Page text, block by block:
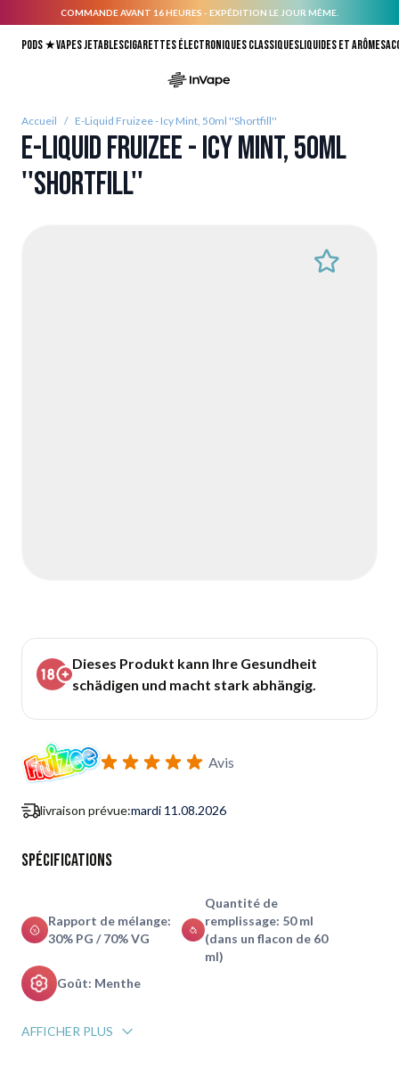
COMMANDE AVANT 16 HEURES - EXPÉDITION LE JOUR MÊME.
Pods ★Vapes jetablesCigarettes électroniques classiquesLiquides et arômes
Accueil / E-Liquid Fruizee - Icy Mint, 50ml ''Shortfill''
E-Liquid Fruizee - Icy Mint, 50ml
''Shortfill''
Dieses Produkt kann Ihre Gesundheit
schädigen und macht stark abhängig.
Avis
livraison prévue:mardi 11.08.2026
Spécifications
Rapport de mélange:
30% PG / 70% VG
Quantité de
remplissage: 50 ml
(dans un flacon de 60
ml)
Goût: Menthe
AFFICHER PLUS